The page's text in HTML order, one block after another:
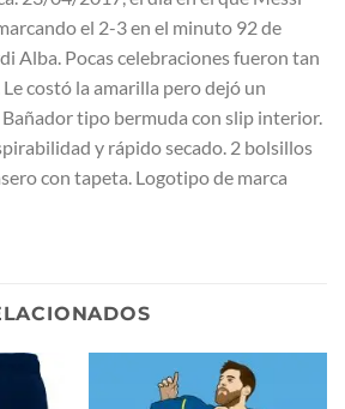
el 2-3 en el minuto 92 de
Alba. Pocas celebraciones fueron tan
costó la amarilla pero dejó un
tipo bermuda con slip interior.
y rápido secado. 2 bolsillos
con tapeta. Logotipo de marca